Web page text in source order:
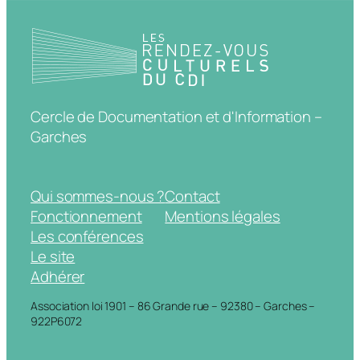
Cercle de Documentation et d'Information –
Garches
Qui sommes-nous ?
Fonctionnement
Les conférences
Le site
Adhérer
Contact
Mentions légales
Association loi 1901 – 86 Grande rue – 92380 – Garches –
922P6072